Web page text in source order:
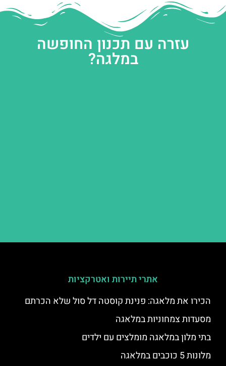
עזרה עם תכנון החופשה
במלגה?
אתרי תיירות ואטרקציות
הכירו את מלאגה: פנינת קוסטה דל סול שלא הכרתם
מסעדות צמחוניות במלאגה
בתי מלון במלאגה מומלצים עם ילדים
מלונות 5 כוכבים במלאגה